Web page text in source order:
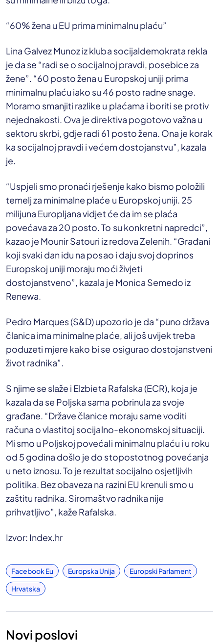
“60% žena u EU prima minimalnu plaću”
Lina Galvez Munoz iz kluba socijaldemokrata rekla
je da se “radi se o socijalnoj pravdi, posebice za
žene”. “60 posto žena u Europskoj uniji prima
minimalnu plaću iako su 46 posto radne snage.
Moramo smanjiti razlike u plaćama i boriti se protiv
nejednakosti. Ova je direktiva pogotovo važna u
sektoru skrbi, gdje radi 61 posto žena. Ona je korak
ka socijalnoj pravdi i većem dostojanstvu”, kazala
je.
“Uspjeli smo pronaći rješenje kako bismo položili
temelj za minimalne plaće u Europskoj uniji. 25
milijuna Europljana vidjet će da im se plaća
povećava za 20 posto. To su konkretni napredci”,
kazao je Mounir Satouri iz redova Zelenih. “Građani
koji svaki dan idu na posao i daju svoj doprinos
Europskoj uniji moraju moći živjeti
dostojanstveno”, kazala je Monica Semedo iz
Renewa.
Pedro Marques (S&D) upozorio je da “puno država
članica ima minimalne plaće, ali još uvijek treba
poduzeti mjere kako bi se osigurao dostojanstveni
život radnika”.
S njime se slaže i Elzbieta Rafalska (ECR), koja je
kazala da se Poljska sama pobrinula za svoje
građane. “Države članice moraju same voditi
računa o vlastitoj socijalno-ekonomskoj situaciji.
Mi smo u Poljskoj povećali minimalnu plaću i u roku
od 5 godina došlo je do stopostotnog povećanja
u neto iznosu. To je rezultat socijalno osjetljivih
politika. Bez obaveza na razini EU krenuli smo u
zaštitu radnika. Siromaštvo radnika nije
prihvatljivo”, kaže Rafalska.
Izvor: Index.hr
Facebook Eu Europska Unija
Europski Parlament
Hrvatska
Novi poslovi